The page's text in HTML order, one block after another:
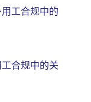
工合规中的
合规中的关